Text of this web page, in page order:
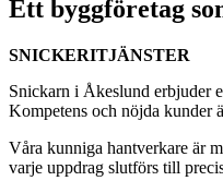
Ett byggföretag
SNICKERITJÄNSTER
Snickarn i Åkeslund erbjuder
Kompetens och nöjda kunder
Våra kunniga hantverkare är
varje uppdrag slutförs till